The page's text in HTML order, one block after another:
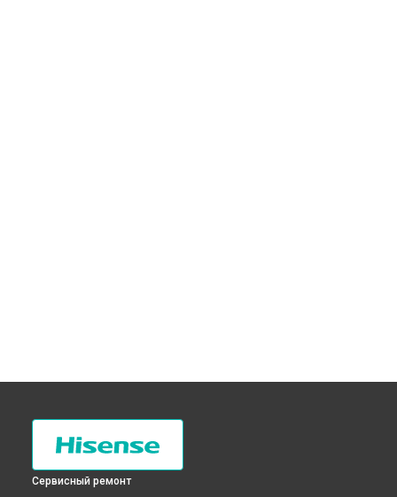
Сервисный ремонт